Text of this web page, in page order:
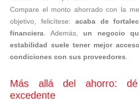
Compare el monto ahorrado con la
objetivo, felicítese: acaba de
financiera. Además, un negocio
estabilidad suele tener mejor
condiciones con sus proveedores.
Más allá del ahorro:
excedente